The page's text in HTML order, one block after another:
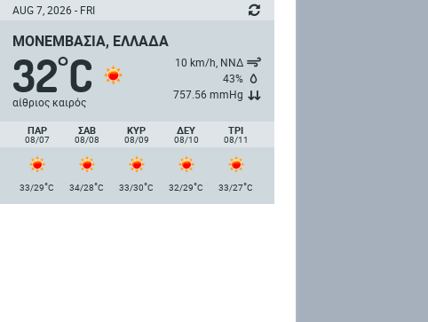
AUG 7, 2026 - FRI
ΜΟΝΕΜΒΑΣΙΆ, ΕΛΛΆΔΑ
32°C
αίθριος καιρός
10 km/h, ΝΝΔ
43%
757.56 mmHg
ΠΑΡ
08/07
ΣΑΒ
08/08
ΚΥΡ
08/09
ΔΕΥ
08/10
ΤΡΙ
08/11
33/29°C 34/28°C 33/30°C 32/29°C 33/27°C